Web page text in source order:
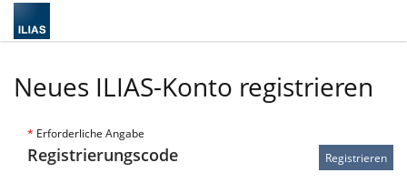
Neues ILIAS-Konto registrieren
* Erforderliche Angabe
Registrierungscode